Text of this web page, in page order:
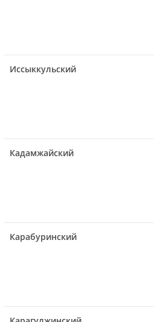
Иссыккульский
Кадамжайский
Карабуринский